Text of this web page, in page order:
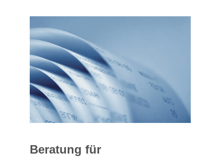
Beratung für